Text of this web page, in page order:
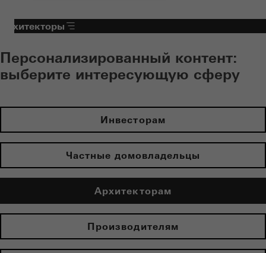
Архитекторы
Персонализированный контент:
выберите интересующую сферу
Инвесторам
Частные домовладельцы
Архитекторам
Производителям